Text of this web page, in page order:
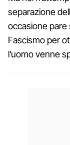
separazione
occasione pare
Fascismo per
l’uomo venne